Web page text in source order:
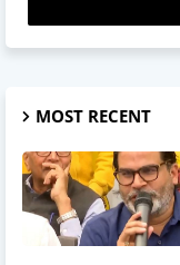
MOST RECENT